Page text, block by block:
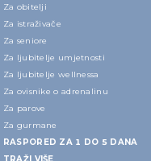
Za obitelji
Za istraživače
Za seniore
Za ljubitelje umjetnosti
Za ljubitelje wellnessa
Za ovisnike o adrenalinu
Za parove
Za gurmane
RASPORED ZA 1 DO 5 DANA